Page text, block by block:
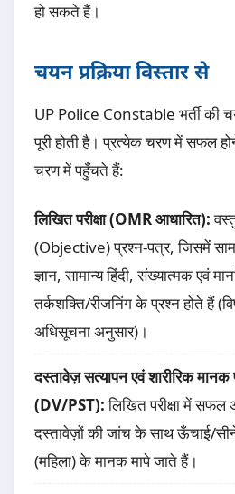
हो सकते हैं।
चयन प्रक्रिया विस्तार से
UP Police Constable भर्ती की
पूरी होती है। प्रत्येक चरण में सफल
चरण में पहुँचते हैं:
लिखित परीक्षा (OMR आधारित):
(Objective) प्रश्न-पत्र, जिसमें
ज्ञान, सामान्य हिंदी, संख्यात्मक एवं
तर्कशक्ति/रीजनिंग के प्रश्न होते हैं
अधिसूचना अनुसार)।
दस्तावेज़ सत्यापन एवं शारीरिक मानक
(DV/PST):लिखित परीक्षा में सफल
दस्तावेज़ों की जांच के साथ ऊँचाई/
(महिला) के मानक मापे जाते हैं।